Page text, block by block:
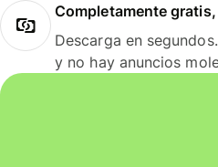
Completamente
Descarga en
y no hay anuncios